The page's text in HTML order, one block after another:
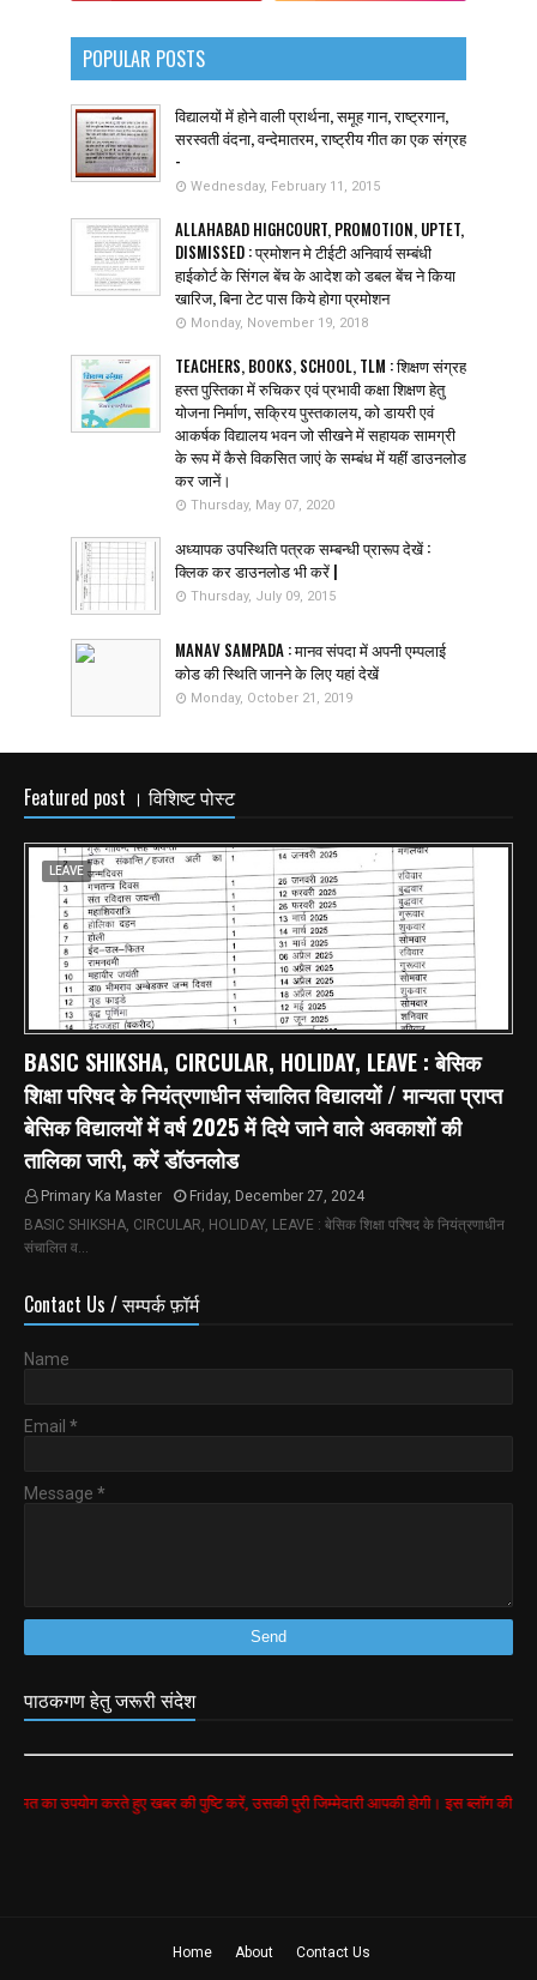
POPULAR POSTS
विद्यालयों में होने वाली प्रार्थना, समूह गान, राष्ट्रगान,
सरस्वती वंदना, वन्देमातरम, राष्ट्रीय गीत का एक संग्रह
-
Wednesday, February 11, 2015
ALLAHABAD HIGHCOURT, PROMOTION, UPTET,
DISMISSED : प्रमोशन मे टीईटी अनिवार्य सम्बंधी
हाईकोर्ट के सिंगल बेंच के आदेश को डबल बेंच ने किया
खारिज, बिना टेट पास किये होगा प्रमोशन
Monday, November 19, 2018
TEACHERS, BOOKS, SCHOOL, TLM : शिक्षण संग्रह
हस्त पुस्तिका में रुचिकर एवं प्रभावी कक्षा शिक्षण हेतु
योजना निर्माण, सक्रिय पुस्तकालय, को डायरी एवं
आकर्षक विद्यालय भवन जो सीखने में सहायक सामग्री
के रूप में कैसे विकसित जाएं के सम्बंध में यहीं डाउनलोड
कर जानें।
Thursday, May 07, 2020
अध्यापक उपस्थिति पत्रक सम्बन्धी प्रारूप देखें :
क्लिक कर डाउनलोड भी करें |
Thursday, July 09, 2015
MANAV SAMPADA : मानव संपदा में अपनी एम्पलाई
कोड की स्थिति जानने के लिए यहां देखें
Monday, October 21, 2019
Featured post । विशिष्ट पोस्ट
LEAVE
BASIC SHIKSHA, CIRCULAR, HOLIDAY, LEAVE : बेसिक
शिक्षा परिषद के नियंत्रणाधीन संचालित विद्यालयों / मान्यता प्राप्त
बेसिक विद्यालयों में वर्ष 2025 में दिये जाने वाले अवकाशों की
तालिका जारी, करें डॉउनलोड
Primary Ka Master
Friday, December 27, 2024
BASIC SHIKSHA, CIRCULAR, HOLIDAY, LEAVE : बेसिक शिक्षा परिषद के नियंत्रणाधीन
संचालित व…
Contact Us / सम्पर्क फ़ॉर्म
Name
Email *
Message *
पाठकगण हेतु जरूरी संदेश
करते हुए खबर की पुष्टि करें, उसकी पुरी जिम्मेदारी आपकी होगी। इस ब्लॉग की सभी
Home About Contact Us